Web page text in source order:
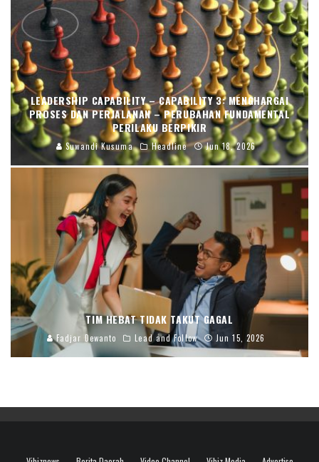
LEADERSHIP CAPABILITY – CAPABILITY 3: MENGHARGAI
PROSES DAN PERJALANAN – PERUBAHAN FUNDAMENTAL
PERILAKU BERPIKIR
Suwandi Kusuma Headline Jun 18, 2026
TIM HEBAT TIDAK TAKUT GAGAL
Fadjar Dewanto Lead and Follow Jun 15, 2026